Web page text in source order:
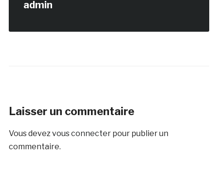
admin
Laisser un commentaire
Vous devez vous connecterpour publier un
commentaire.